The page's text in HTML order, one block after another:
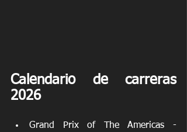
Calendario de carreras
2026
Grand Prix of The Americas -